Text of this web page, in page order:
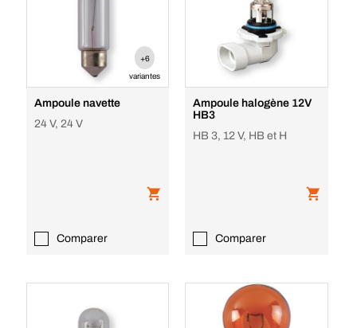
+6
variantes
Ampoule navette
24 V, 24 V
Comparer
Ampoule halogène 12V
HB3
HB 3, 12 V, HB et H
Comparer